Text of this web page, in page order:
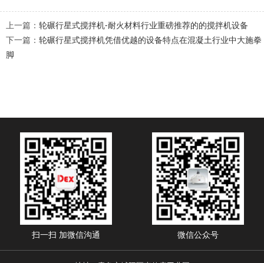
上一篇： 轮碾行星式搅拌机-耐火材料行业重磅推荐的的搅拌机设备
下一篇： 轮碾行星式搅拌机凭借优越的设备特点在混凝土行业中大施拳
脚
扫一扫 加微信沟通 微信公众号